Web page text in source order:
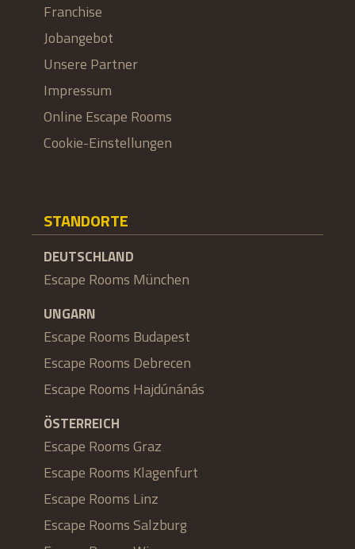
Franchise
Jobangebot
Unsere Partner
Impressum
Online Escape Rooms
Cookie-Einstellungen
STANDORTE
DEUTSCHLAND
Escape Rooms München
UNGARN
Escape Rooms Budapest
Escape Rooms Debrecen
Escape Rooms Hajdúnánás
ÖSTERREICH
Escape Rooms Graz
Escape Rooms Klagenfurt
Escape Rooms Linz
Escape Rooms Salzburg